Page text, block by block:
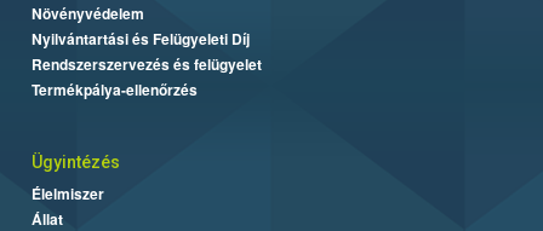
Növényvédelem
Nyilvántartási és Felügyeleti Díj
Rendszerszervezés és felügyelet
Termékpálya-ellenőrzés
Ügyintézés
Élelmiszer
Állat